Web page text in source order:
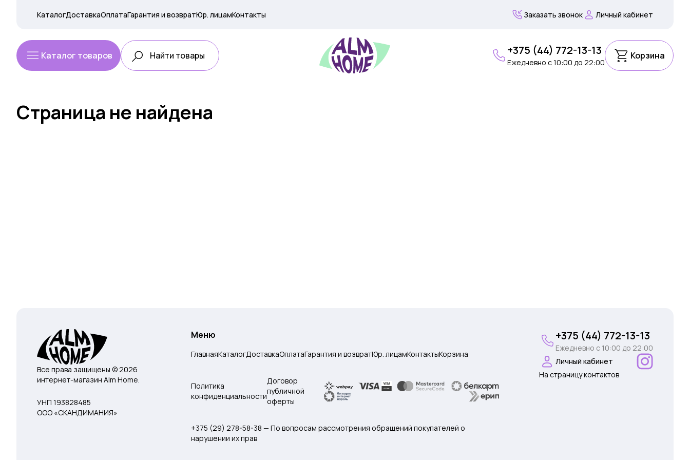
КаталогДоставкаОплатаГарантия и возвратЮр. лицамКонтакты Заказать звонок Личный кабинет
Каталог товаров +375 (44) 772-13-13
Ежедневно c 10:00 до 22:00
Корзина
Страница не найдена
Все права защищены © 2026
интернет-магазин Alm Home.
УНП 193828485
ООО «СКАНДИМАНИЯ»
Меню
ГлавнаяКаталогДоставкаОплатаГарантия и возвратЮр. лицамКонтактыКорзина
Политика
конфиденциальности
Договор
публичной
оферты
+375 (29) 278-58-38 — По вопросам рассмотрения обращений покупателей о
нарушении их прав
+375 (44) 772-13-13
Ежедневно c 10:00 до 22:00
Личный кабинет
На страницу контактов